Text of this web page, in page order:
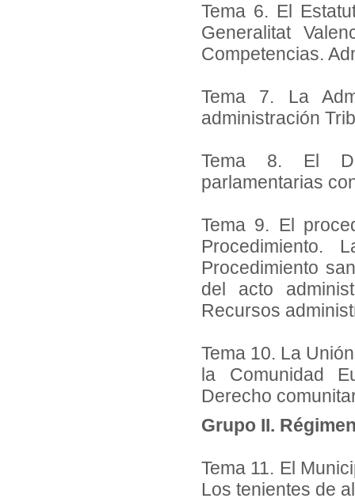
Tema 6. El
Generalitat
Competencias.
Tema 7. La
administración
Tema 8. El
parlamentarias
Tema 9. El
Procedimiento.
Procedimiento
del acto
Recursos
Tema 10. La
la Comunidad
Derecho
Grupo II.
Tema 11. El
Los tenientes de